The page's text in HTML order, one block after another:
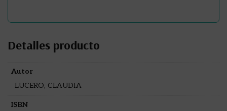
Detalles producto
Autor
LUCERO, CLAUDIA
ISBN